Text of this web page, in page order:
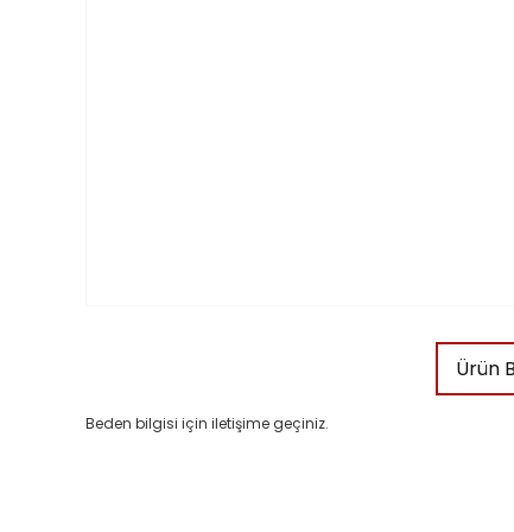
Ürün
Beden bilgisi için iletişime geçiniz.